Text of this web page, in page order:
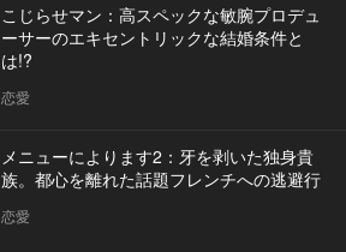
こじらせマン：高スペックな敏腕プロデュ
ーサーのエキセントリックな結婚条件と
は!?
恋愛
メニューによります2：牙を剥いた独身貴
族。都心を離れた話題フレンチへの逃避行
恋愛